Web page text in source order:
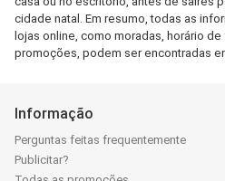
cidade natal. Em resumo, todas as
lojas online, como moradas, horário
promoções, podem ser encontradas
Informação
Perguntas feitas frequentemente
Publicitar?